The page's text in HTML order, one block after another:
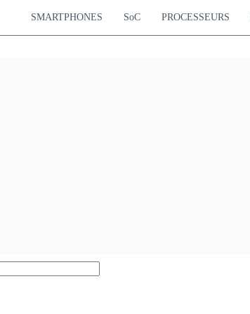
SMARTPHONES SoC PROCESSEURS